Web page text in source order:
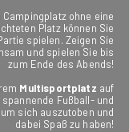
ohne eine
Platz können Sie
spielen. Zeigen Sie
und spielen Sie bis
zum Ende des Abends!
Multisportplatz auf
Fußball- und
sich auszutoben und
dabei Spaß zu haben!